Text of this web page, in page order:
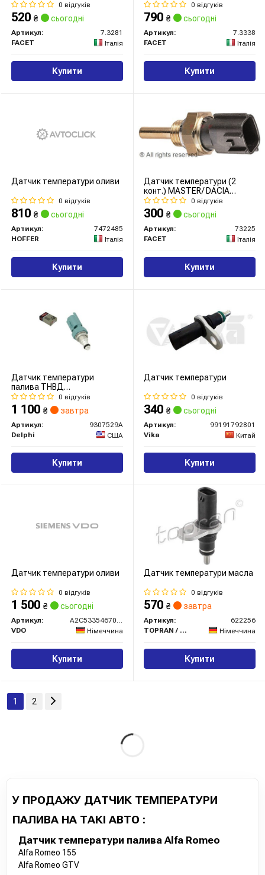
0 відгуків
520 ₴ сьогодні
Артикул:
7.3281
FACET
Італія
Купити
0 відгуків
790 ₴ сьогодні
Артикул:
7.3338
FACET
Італія
Купити
Датчик температури оливи
0 відгуків
810 ₴ сьогодні
Артикул:
7472485
HOFFER
Італія
Купити
Датчик температури (2
конт.) MASTER/ DACIA
DOKKER 1.6-3.5 91-
0 відгуків
300 ₴ сьогодні
Артикул:
73225
FACET
Італія
Купити
Датчик температури
палива ТНВД
CITROEN/FORD/HYUNDAI/PEUGEOT/RENAULT
0 відгуків
1 100 ₴ завтра
Артикул:
9307529A
Delphi
США
Купити
Датчик температури
0 відгуків
340 ₴ сьогодні
Артикул:
99191792801
Vika
Китай
Купити
Датчик температури оливи
0 відгуків
1 500 ₴ сьогодні
Артикул:
A2C5335467080
VDO
Німеччина
Купити
Датчик температури масла
0 відгуків
570 ₴ завтра
Артикул:
622256
TOPRAN / HANS PRIES
Німеччина
Купити
1 2
У ПРОДАЖУ ДАТЧИК ТЕМПЕРАТУРИ
ПАЛИВА НА ТАКІ АВТО :
Датчик температури палива Alfa Romeo
Alfa Romeo 155
Alfa Romeo GTV